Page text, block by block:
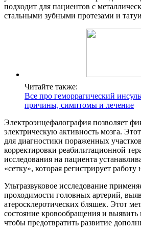
подходит для пациентов с
стальными зубными протезами и
Читайте также:
Все про геморрагический
причины, симптомы и лечение
Электроэнцефалография позволяет
электрическую активность мозга.
для диагностики пораженных
корректировки реабилитационной
исследования на пациента
«сетку», которая регистрирует
Ультразвуковое исследование
проходимости головных артерий,
атеросклеротических бляшек. Этот
состояние кровообращения и
чтобы предотвратить развитие